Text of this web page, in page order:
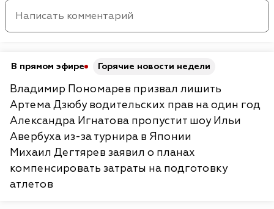
В прямом эфире Горячие новости недели
Владимир Пономарев призвал лишить
Артема Дзюбу водительских прав на один год
Александра Игнатова пропустит шоу Ильи
Авербуха из-за турнира в Японии
Михаил Дегтярев заявил о планах
компенсировать затраты на подготовку
атлетов